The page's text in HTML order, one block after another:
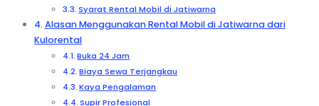
Syarat Rental Mobil di Jatiwarna
Alasan Menggunakan Rental Mobil di Jatiwarna dari
Kulorental
Buka 24 Jam
Biaya Sewa Terjangkau
Kaya Pengalaman
Supir Profesional